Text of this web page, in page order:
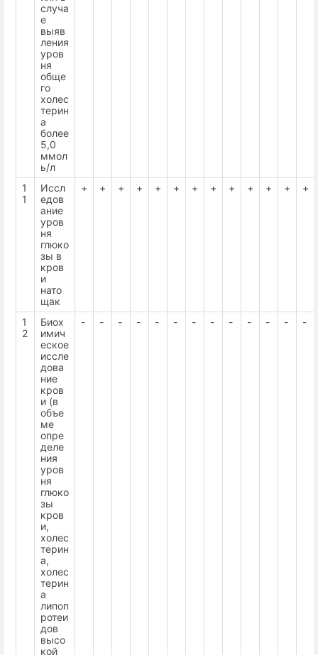
случа
е
выяв
ления
уров
ня
обще
го
холес
терин
а
более
5,0
ммол
ь/л
1
1
Иссл
едов
ание
уров
ня
глюко
зы в
кров
и
нато
щак
+ + + + + + + + + + + + +
1
2
Биох
имич
еское
иссле
дова
ние
кров
и (в
объе
ме
опре
деле
ния
уров
ня
глюко
зы
кров
и,
холес
терин
а,
холес
терин
а
липоп
ротеи
дов
высо
кой
- - - - - - - - - - - - -